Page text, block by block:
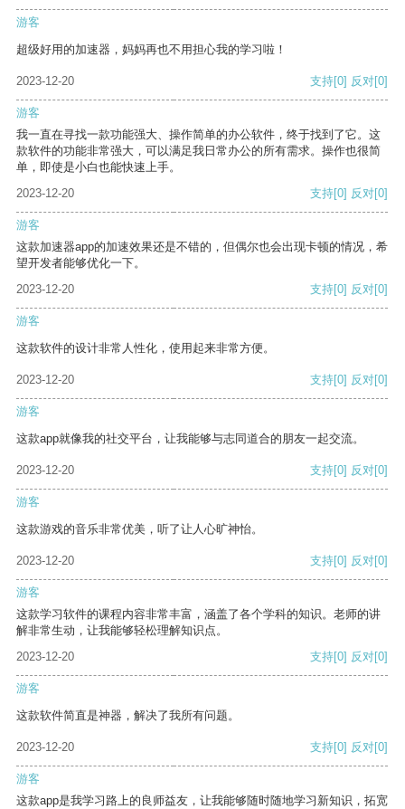
游客
超级好用的加速器，妈妈再也不用担心我的学习啦！
2023-12-20 支持[0] 反对[0]
游客
我一直在寻找一款功能强大、操作简单的办公软件，终于找到了它。这
款软件的功能非常强大，可以满足我日常办公的所有需求。操作也很简
单，即使是小白也能快速上手。
2023-12-20
支持[0] 反对[0]
游客
这款加速器app的加速效果还是不错的，但偶尔也会出现卡顿的情况，希
望开发者能够优化一下。
2023-12-20
支持[0] 反对[0]
游客
这款软件的设计非常人性化，使用起来非常方便。
2023-12-20 支持[0] 反对[0]
游客
这款app就像我的社交平台，让我能够与志同道合的朋友一起交流。
2023-12-20 支持[0] 反对[0]
游客
这款游戏的音乐非常优美，听了让人心旷神怡。
2023-12-20 支持[0] 反对[0]
游客
这款学习软件的课程内容非常丰富，涵盖了各个学科的知识。老师的讲
解非常生动，让我能够轻松理解知识点。
2023-12-20
支持[0] 反对[0]
游客
这款软件简直是神器，解决了我所有问题。
2023-12-20 支持[0] 反对[0]
游客
这款app是我学习路上的良师益友，让我能够随时随地学习新知识，拓宽